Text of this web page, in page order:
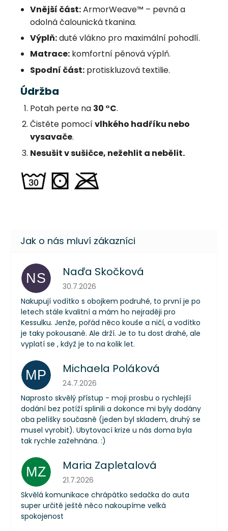
Vnější část:ArmorWeave™ – pevná a
odolná čalounická tkanina.
Výplň:duté vlákno pro maximální pohodlí.
Matrace: komfortní pěnová výplň.
Spodní část: protiskluzová textilie.
Údržba
Potah perte na 30 °C.
Čistěte pomocívlhkého hadříku nebo
vysavače.
Nesušit v sušičce, nežehlit a nebělit.
NS Naďa Skočková
Hodnocení obchodu je 5 z 5 hvězdiček.
30.7.2026
Nakupují vodítko s obojkem podruhé, to první je po
letech stále kvalitní a mám ho nejraději pro
Kessulku. Jenže, pořád něco kouše a ničí, a vodítko
je taky pokousané. Ale drží. Je to tu dost drahé, ale
vyplatí se , když je to na kolik let.
MP Michaela Poláková
Hodnocení obchodu je 5 z 5 hvězdiček.
24.7.2026
Naprosto skvělý přístup - moji prosbu o rychlejší
dodání bez potíží splinili a dokonce mi byly dodány
oba pelíšky současně (jeden byl skladem, druhý se
musel vyrobit). Ubytovací krize u nás doma byla
tak rychle zažehnána. :)
MZ Maria Zapletalová
Hodnocení obchodu je 5 z 5 hvězdiček.
21.7.2026
Skvělá komunikace chrápátko sedačka do auta
super určitě ještě něco nakoupíme velká
spokojenost